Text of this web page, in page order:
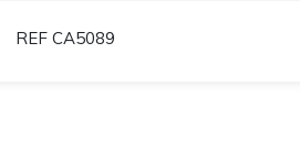
REF CA5089